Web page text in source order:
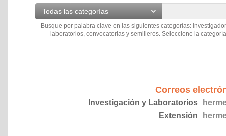
Todas las categorías
Busque por palabra clave en las siguientes categorías:
laboratorios, convocatorias y semilleros. Seleccione la
Correos
Investigación y Laboratorios
Extensión